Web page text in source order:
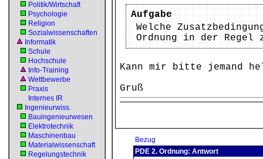
Politik/Wirtschaft
Psychologie
Religion
Sozialwissenschaften
Informatik
Schule
Hochschule
Info-Training
Wettbewerbe
Praxis
Internes IR
Ingenieurwiss.
Bauingenieurwesen
Elektrotechnik
Maschinenbau
Materialwissenschaft
Regelungstechnik
Aufgabe
Welche
Ordnung in der Regel
Kann mir bitte jemand
Gruß
Bezug
PDE 2. Ordnung: Antwort